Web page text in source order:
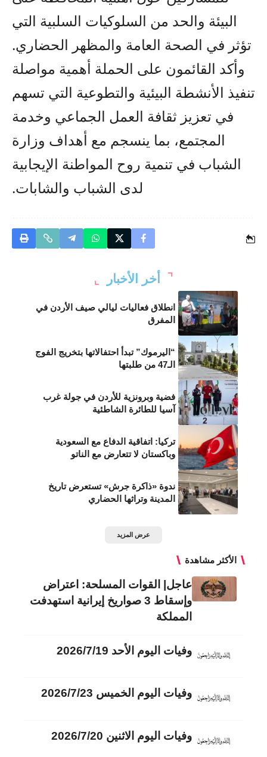
البيئة والحد من السلوكيات السلبية التي
تؤثر في الصحة العامة والمظهر الحضاري.
وأكد القائمون على الحملة أهمية مواصلة
تنفيذ الأنشطة البيئية والتطوعية التي تسهم
في تعزيز ثقافة العمل الجماعي وخدمة
المجتمع، بما ينسجم مع أهداف وزارة
الشباب في تنمية روح المواطنة الإيجابية
لدى الشباب والشابات.
أخر الأخبار
انطلاق فعاليات ليالي صيف الأردن في
المفرق
“اليرموك” تبدأ احتفالاتها بتخريج الفوج
الـ47 من طلبتها
فضية وبرونزية للأردن في جولة غرب
آسيا للطائرة الشاطئية
تركيا: اتفاقية الدفاع مع السعودية
وباكستان لا تتعارض مع الناتو
ندوة «ذاكرة جرش» تستعرض تاريخ
المدينة وتراثها الحضاري
عرض المزيد
الأكثر مشاهدة
عاجل| القوات المسلحة: اعتراض
وإسقاط 3 صواريخ إيرانية استهدفت
المملكة
وفيات اليوم الأحد 2026/7/19
وفيات اليوم الخميس 2026/7/23
وفيات اليوم الاثنين 2026/7/20